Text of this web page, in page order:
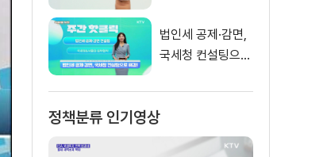
법인세 공제·감면,
국세청 컨설팅으로
정책분류 인기영상